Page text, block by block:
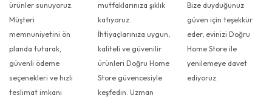
ürünler sunuyoruz.
Müşteri
memnuniyetini ön
planda tutarak,
güvenli ödeme
seçenekleri ve hızlı
teslimat imkanı
mutfaklarınıza şıklık
katıyoruz.
İhtiyaçlarınıza uygun,
kaliteli ve güvenilir
ürünleri Doğru Home
Store güvencesiyle
keşfedin. Uzman
Bize duyduğunuz
güven için teşekkür
eder, evinizi Doğru
Home Store ile
yenilemeye davet
ediyoruz.